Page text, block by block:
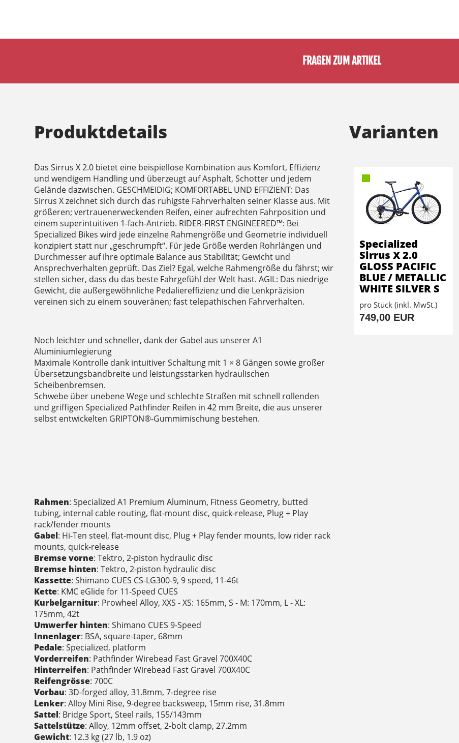
FRAGEN ZUM ARTIKEL
Produktdetails
Das Sirrus X 2.0 bietet eine beispiellose Kombination aus Komfort, Effizienz
und wendigem Handling und überzeugt auf Asphalt, Schotter und jedem
Gelände dazwischen. GESCHMEIDIG; KOMFORTABEL UND EFFIZIENT: Das
Sirrus X zeichnet sich durch das ruhigste Fahrverhalten seiner Klasse aus. Mit
größeren; vertrauenerweckenden Reifen, einer aufrechten Fahrposition und
einem superintuitiven 1-fach-Antrieb. RIDER-FIRST ENGINEERED™: Bei
Specialized Bikes wird jede einzelne Rahmengröße und Geometrie individuell
konzipiert statt nur „geschrumpft“. Für jede Größe werden Rohrlängen und
Durchmesser auf ihre optimale Balance aus Stabilität; Gewicht und
Ansprechverhalten geprüft. Das Ziel? Egal, welche Rahmengröße du fährst; wir
stellen sicher, dass du das beste Fahrgefühl der Welt hast. AGIL: Das niedrige
Gewicht, die außergewöhnliche Pedaliereffizienz und die Lenkpräzision
vereinen sich zu einem souveränen; fast telepathischen Fahrverhalten.
Noch leichter und schneller, dank der Gabel aus unserer A1
Aluminiumlegierung
Maximale Kontrolle dank intuitiver Schaltung mit 1 × 8 Gängen sowie großer
Übersetzungsbandbreite und leistungsstarken hydraulischen
Scheibenbremsen.
Schwebe über unebene Wege und schlechte Straßen mit schnell rollenden
und griffigen Specialized Pathfinder Reifen in 42 mm Breite, die aus unserer
selbst entwickelten GRIPTON®-Gummimischung bestehen.
Rahmen: Specialized A1 Premium Aluminum, Fitness Geometry, butted
tubing, internal cable routing, flat-mount disc, quick-release, Plug + Play
rack/fender mounts
Gabel: Hi-Ten steel, flat-mount disc, Plug + Play fender mounts, low rider rack
mounts, quick-release
Bremse vorne: Tektro, 2-piston hydraulic disc
Bremse hinten: Tektro, 2-piston hydraulic disc
Kassette: Shimano CUES CS-LG300-9, 9 speed, 11-46t
Kette: KMC eGlide for 11-Speed CUES
Kurbelgarnitur: Prowheel Alloy, XXS - XS: 165mm, S - M: 170mm, L - XL:
175mm, 42t
Umwerfer hinten: Shimano CUES 9-Speed
Innenlager: BSA, square-taper, 68mm
Pedale: Specialized, platform
Vorderreifen: Pathfinder Wirebead Fast Gravel 700X40C
Hinterreifen: Pathfinder Wirebead Fast Gravel 700X40C
Reifengrösse: 700C
Vorbau: 3D-forged alloy, 31.8mm, 7-degree rise
Lenker: Alloy Mini Rise, 9-degree backsweep, 15mm rise, 31.8mm
Sattel: Bridge Sport, Steel rails, 155/143mm
Sattelstütze: Alloy, 12mm offset, 2-bolt clamp, 27.2mm
Gewicht: 12.3 kg (27 lb, 1.9 oz)
Varianten
Specialized
Sirrus X 2.0
GLOSS PACIFIC
BLUE / METALLIC
WHITE SILVER S
pro Stück (inkl. MwSt.)
749,00 EUR